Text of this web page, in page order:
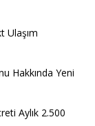
Ulaşım
Hakkında Yeni
Aylık 2.500